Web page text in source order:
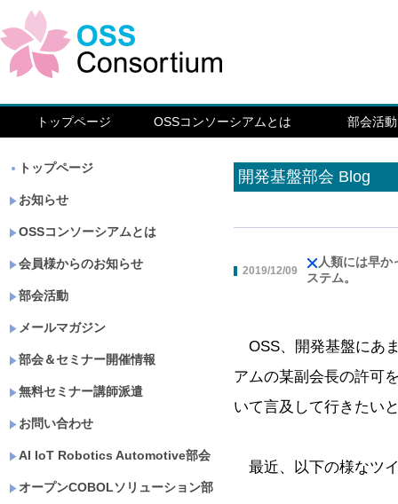
トップページ OSSコンソーシアムとは 部会活動
トップページ
お知らせ
OSSコンソーシアムとは
会員様からのお知らせ
部会活動
メールマガジン
部会＆セミナー開催情報
無料セミナー講師派遣
お問い合わせ
AI IoT Robotics Automotive部会
オープンCOBOLソリューション部
開発基盤部会 Blog
2019/12/09
人類には早
ステム。
OSS、開発基盤にあ
アムの某副会長の許可
いて言及して行きたい
最近、以下の様なツ